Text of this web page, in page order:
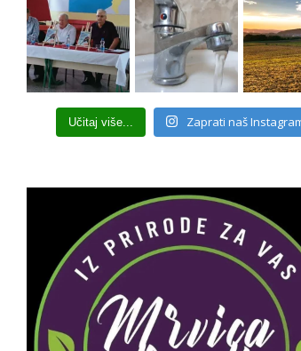
Učitaj više... Zaprati naš